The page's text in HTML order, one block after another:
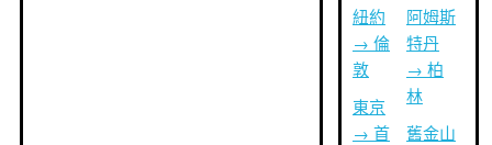
紐約
→ 倫
敦
東京
→ 首
阿姆斯
特丹
→ 柏
林
舊金山